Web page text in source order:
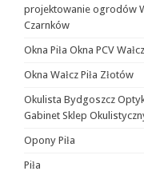
projektowanie ogrodów
Czarnków
Okna Piła Okna PCV
Okna Wałcz Piła Złotów
Okulista Bydgoszcz
Gabinet Sklep
Opony Piła
Piła